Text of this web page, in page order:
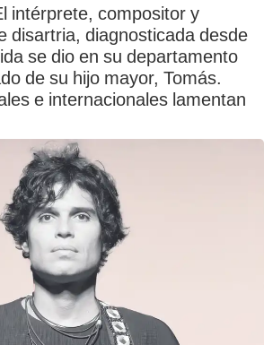
intérprete, compositor y
disartria, diagnosticada desde
se dio en su departamento
de su hijo mayor, Tomás.
e internacionales lamentan